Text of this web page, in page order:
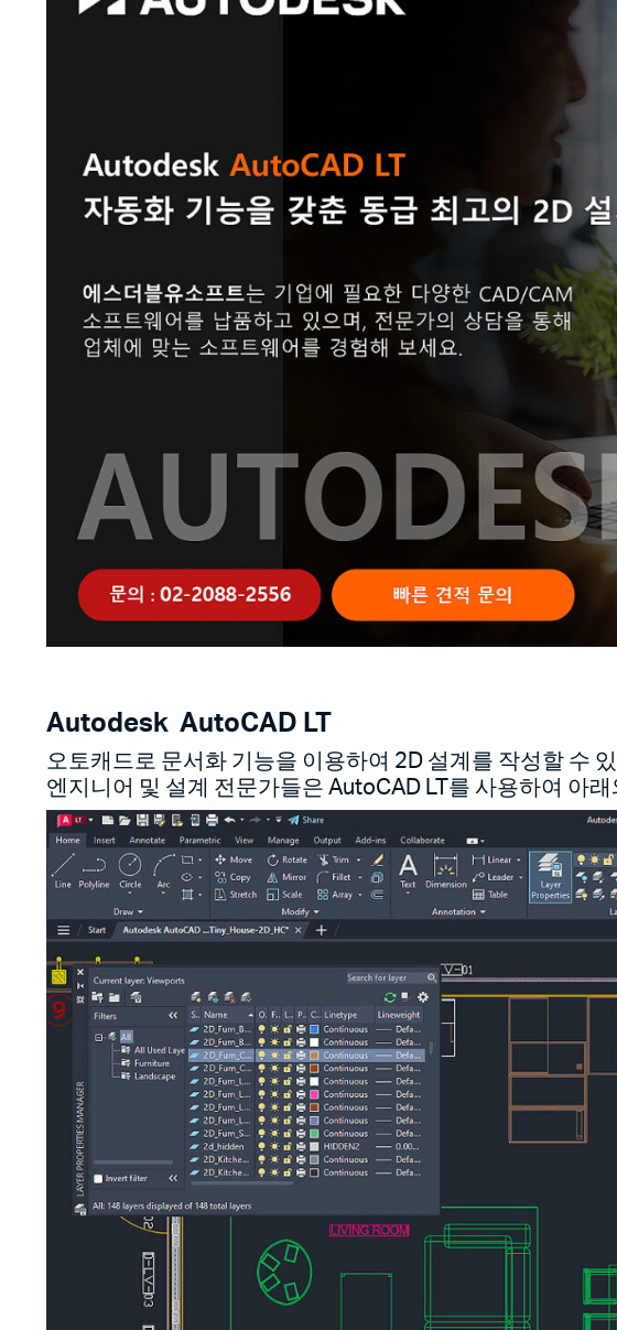
Autodesk AutoCAD LT
오토캐드로 문서화 기능을 이용하여 2D 설계를 작성할 수
엔지니어 및 설계 전문가들은 AutoCAD LT를 사용하여 아